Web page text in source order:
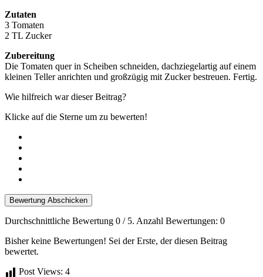
Zutaten
3 Tomaten
2 TL Zucker
Zubereitung
Die Tomaten quer in Scheiben schneiden, dachziegelartig auf einem
kleinen Teller anrichten und großzügig mit Zucker bestreuen. Fertig.
Wie hilfreich war dieser Beitrag?
Klicke auf die Sterne um zu bewerten!
Bewertung Abschicken
Durchschnittliche Bewertung 0 / 5. Anzahl Bewertungen: 0
Bisher keine Bewertungen! Sei der Erste, der diesen Beitrag
bewertet.
Post Views: 4